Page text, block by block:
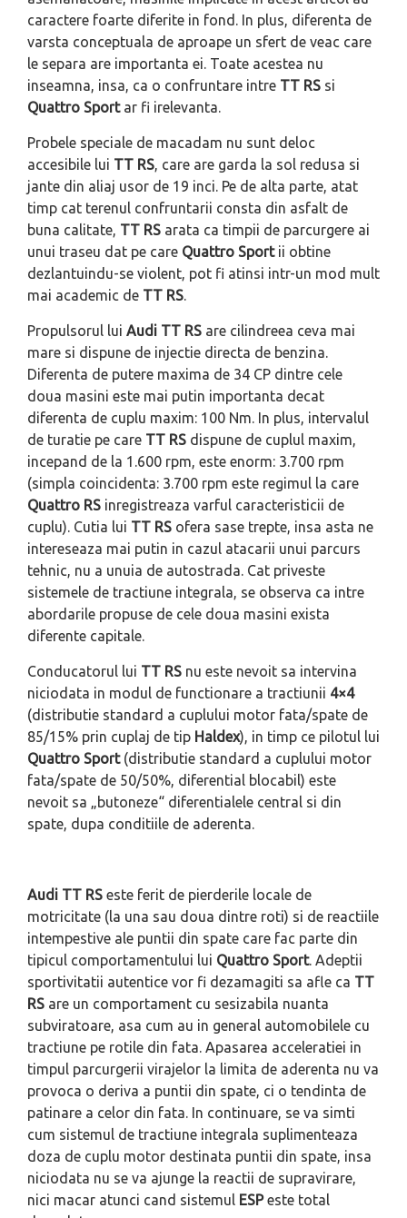
caractere foarte diferite in fond. In plus, diferenta de
varsta conceptuala de aproape un sfert de veac care
le separa are importanta ei. Toate acestea nu
inseamna, insa, ca o confruntare intre TT RS si
Quattro Sportar fi irelevanta.
Probele speciale de macadam nu sunt deloc
accesibile lui TT RS, care are garda la sol redusa si
jante din aliaj usor de 19 inci. Pe de alta parte, atat
timp cat terenul confruntarii consta din asfalt de
buna calitate, TT RS arata ca timpii de parcurgere ai
unui traseu dat pe care Quattro Sportii obtine
dezlantuindu-se violent, pot fi atinsi intr-un mod mult
mai academic de TT RS.
Propulsorul lui Audi TT RS are cilindreea ceva mai
mare si dispune de injectie directa de benzina.
Diferenta de putere maxima de 34 CP dintre cele
doua masini este mai putin importanta decat
diferenta de cuplu maxim: 100 Nm. In plus, intervalul
de turatie pe care TT RS dispune de cuplul maxim,
incepand de la 1.600 rpm, este enorm: 3.700 rpm
(simpla coincidenta: 3.700 rpm este regimul la care
Quattro RS inregistreaza varful caracteristicii de
cuplu). Cutia lui TT RS ofera sase trepte, insa asta ne
intereseaza mai putin in cazul atacarii unui parcurs
tehnic, nu a unuia de autostrada. Cat priveste
sistemele de tractiune integrala, se observa ca intre
abordarile propuse de cele doua masini exista
diferente capitale.
Conducatorul lui TT RS nu este nevoit sa intervina
niciodata in modul de functionare a tractiunii 4×4
(distributie standard a cuplului motor fata/spate de
85/15% prin cuplaj de tip Haldex), in timp ce pilotul lui
Quattro Sport(distributie standard a cuplului motor
fata/spate de 50/50%, diferential blocabil) este
nevoit sa „butoneze“ diferentialele central si din
spate, dupa conditiile de aderenta.
Audi TT RS este ferit de pierderile locale de
motricitate (la una sau doua dintre roti) si de reactiile
intempestive ale puntii din spate care fac parte din
tipicul comportamentului lui Quattro Sport. Adeptii
sportivitatii autentice vor fi dezamagiti sa afle ca TT
RS are un comportament cu sesizabila nuanta
subviratoare, asa cum au in general automobilele cu
tractiune pe rotile din fata. Apasarea acceleratiei in
timpul parcurgerii virajelor la limita de aderenta nu va
provoca o deriva a puntii din spate, ci o tendinta de
patinare a celor din fata. In continuare, se va simti
cum sistemul de tractiune integrala suplimenteaza
doza de cuplu motor destinata puntii din spate, insa
niciodata nu se va ajunge la reactii de supravirare,
nici macar atunci cand sistemul ESPeste total